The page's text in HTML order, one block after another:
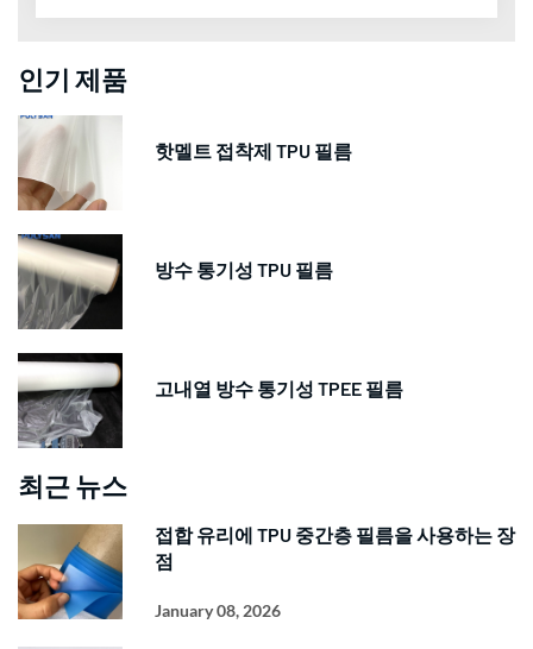
인기 제품
핫멜트 접착제 TPU 필름
방수 통기성 TPU 필름
고내열 방수 통기성 TPEE 필름
최근 뉴스
접합 유리에 TPU 중간층 필름을 사용하는 장
점
January 08, 2026